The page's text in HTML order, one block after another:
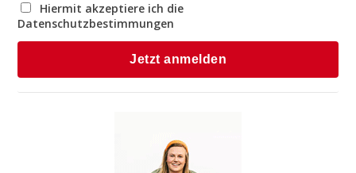
Hiermit akzeptiere ich die
Datenschutzbestimmungen